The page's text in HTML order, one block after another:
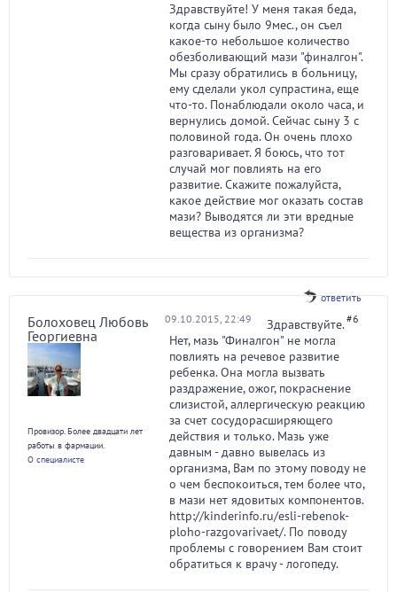
Здравствуйте! У меня такая беда,
когда сыну было 9мес., он съел
какое-то небольшое количество
обезболивающий мази "финалгон".
Мы сразу обратились в больницу,
ему сделали укол супрастина, еще
что-то. Понаблюдали около часа, и
вернулись домой. Сейчас сыну 3 с
половиной года. Он очень плохо
разговаривает. Я боюсь, что тот
случай мог повлиять на его
развитие. Скажите пожалуйста,
какое действие мог оказать состав
мази? Выводятся ли эти вредные
вещества из организма?
ответить
Болоховец Любовь
Георгиевна
Провизор. Более двадцати лет
работы в фармации.
О специалисте
09.10.2015, 22:49 #6
Здравствуйте.
Нет, мазь "Финалгон" не могла
повлиять на речевое развитие
ребенка. Она могла вызвать
раздражение, ожог, покраснение
слизистой, аллергическую реакцию
за счет сосудорасширяющего
действия и только. Мазь уже
давным - давно вывелась из
организма, Вам по этому поводу не
о чем беспокоиться, тем более что,
в мази нет ядовитых компонентов.
http://kinderinfo.ru/esli-rebenok-
ploho-razgovarivaet/. По поводу
проблемы с говорением Вам стоит
обратиться к врачу - логопеду.